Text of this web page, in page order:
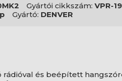
Gyártói cikkszám: VPR-
Gyártó: DENVER
rádióval és beépített